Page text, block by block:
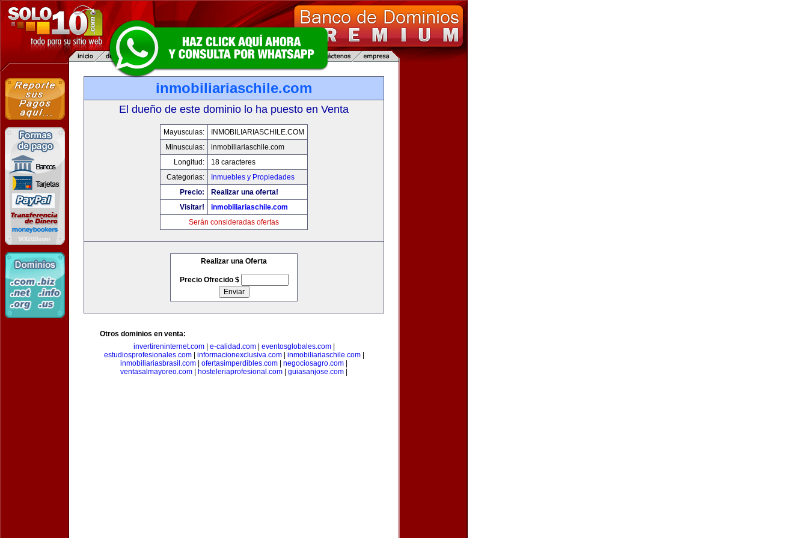
inmobiliariaschile.com
El dueño de este dominio lo ha puesto en Venta
Mayusculas:
INMOBILIARIASCHILE.COM
Minusculas:
inmobiliariaschile.com
Longitud:
18 caracteres
Categorias:
Inmuebles y Propiedades
Precio:
Realizar una oferta!
Visitar!
inmobiliariaschile.com
Serán consideradas ofertas
Realizar una Oferta
Precio Ofrecido $
Otros dominios en venta:
invertireninternet.com| e-calidad.com| eventosglobales.com|
estudiosprofesionales.com| informacionexclusiva.com| inmobiliariaschile.com|
inmobiliariasbrasil.com
ofertasimperdibles.com negociosagro.com
ventasalmayoreo.com
hosteleriaprofesional.com guiasanjose.com